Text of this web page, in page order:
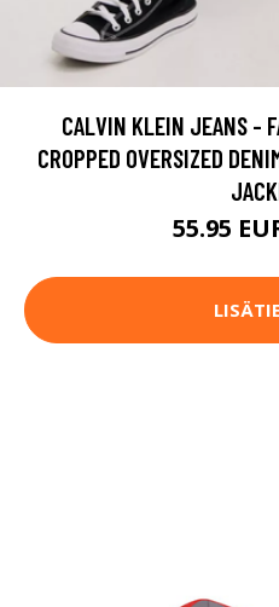
CALVIN KLEIN JEANS -
CROPPED OVERSIZED
55.95